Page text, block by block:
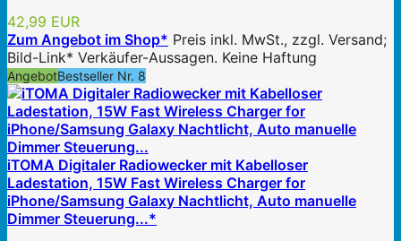
42,99 EUR
Zum Angebot im Shop* Preis inkl. MwSt., zzgl. Versand;
Bild-Link* Verkäufer-Aussagen. Keine Haftung
AngebotBestseller Nr. 8
iTOMA Digitaler Radiowecker mit Kabelloser
Ladestation, 15W Fast Wireless Charger for
iPhone/Samsung Galaxy Nachtlicht, Auto manuelle
Dimmer Steuerung...*